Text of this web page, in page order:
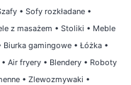
• Sofy rozkładane •
z masażem • Stoliki • Meble
Biurka gamingowe • Łóżka •
• Air fryery • Blendery • Roboty
• Zlewozmywaki •